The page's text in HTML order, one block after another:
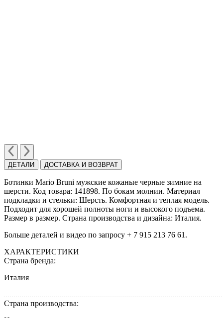
ДЕТАЛИ ДОСТАВКА И ВОЗВРАТ
Ботинки Mario Bruni мужские кожаные черные зимние на
шерcти. Код товара: 141898. По бокам молнии. Материал
подкладки и стельки: Шерсть. Комфортная и теплая модель.
Подходит для хорошей полноты ноги и высокого подъема.
Размер в размер. Страна производства и дизайна: Италия.
Больше деталей и видео по запросу + 7 915 213 76 61.
ХАРАКТЕРИСТИКИ
Страна бренда:
Италия
Страна производства: